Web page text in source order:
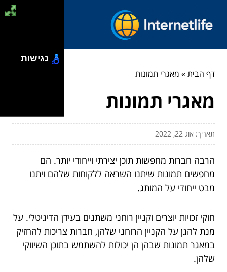
דף הבית» מאגרי תמונות
מאגרי תמונות
תאריך: אוג 22, 2022
הרבה חברות מחפשות תוכן יצירתי וייחודי יותר. הם
מחפשים תמונות שיתנו השראה ללקוחות שלהם ויתנו
מבט ייחודי על המותג.
חוקי זכויות יוצרים וקניין רוחני משתנים בעידן הדיגיטלי. על
מנת להגן על הקניין הרוחני שלהן, חברות צריכות להחזיק
במאגר תמונות שבהן הן יכולות להשתמש בתוכן השיווקי
שלהן.
נגישות